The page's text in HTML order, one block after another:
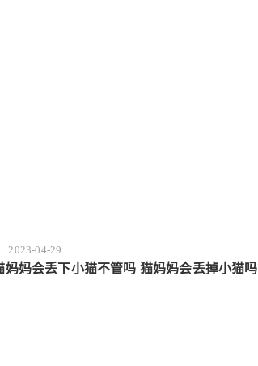
2023-04-29
妈妈会丢下小猫不管吗 猫妈妈会丢掉小猫吗